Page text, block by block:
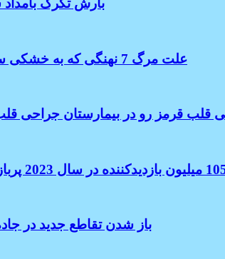
بارش تگرگ
علت مرگ 7 نهنگی که به خشکی سرازیر شدند مشخص شد
قلب قرمز رو در بیمارستان
باز شدن تقاطع جدید در